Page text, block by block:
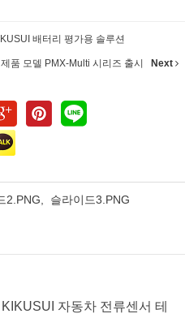
배터리 평가용 솔루션
품 모델 PMX-Multi 시리즈 출시 Next
2.PNG, 슬라이드3.PNG
자동차 전류센서 테